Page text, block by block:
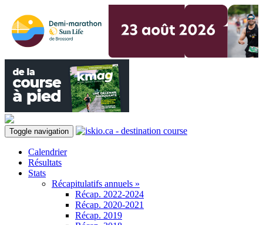
Toggle navigation
Calendrier
Résultats
Stats
Récapitulatifs annuels »
Récap. 2022-2024
Récap. 2020-2021
Récap. 2019